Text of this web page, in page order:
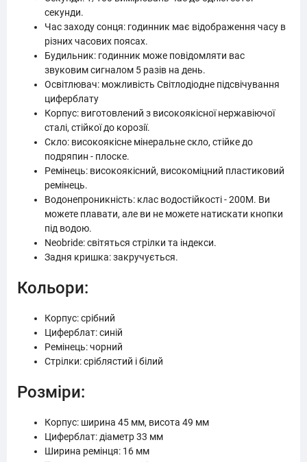
секунди.
Час заходу сонця: годинник має відображення часу в
різних часових поясах.
Будильник: годинник може повідомляти вас
звуковим сигналом 5 разів на день.
Освітлювач: можливість Світлодіодне підсвічування
циферблату
Корпус: виготовлений з високоякісної нержавіючої
сталі, стійкої до корозії.
Скло: високоякісне мінеральне скло, стійке до
подряпин - плоске.
Ремінець: високоякісний, високоміцний пластиковий
ремінець.
Водонепроникність: клас водостійкості - 200M. Ви
можете плавати, але ви не можете натискати кнопки
під водою.
Neobride: світяться стрілки та індекси.
Задня кришка: закручується.
Кольори:
Корпус: срібний
Циферблат: синій
Ремінець: чорний
Стрілки: сріблястий і білий
Розміри:
Корпус: ширина 45 мм, висота 49 мм
Циферблат: діаметр 33 мм
Ширина ремінця: 16 мм